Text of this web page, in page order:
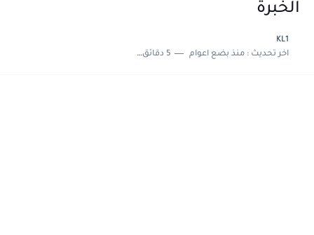
الخبرة
KL1
اخر تحديث :منذ بضع اعوام 5 دقائق للقراءة